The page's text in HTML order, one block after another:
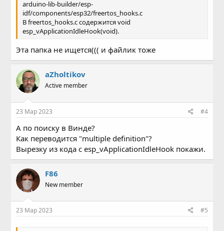
arduino-lib-builder/esp-
idf/components/esp32/freertos_hooks.c
В freertos_hooks.c содержится void
esp_vApplicationIdleHook(void).
Эта папка не ищется((( и файлик тоже
aZholtikov
Active member
23 Мар 2023 #4
А по поиску в Винде?
Как переводится "multiple definition"?
Вырезку из кода с esp_vApplicationIdleHook покажи.
F86
New member
23 Мар 2023 #5